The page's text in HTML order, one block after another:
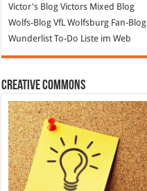
Victor's Blog Victors Mixed Blog
Wolfs-Blog VfL Wolfsburg Fan-Blog
Wunderlist To-Do Liste im Web
Creative Commons